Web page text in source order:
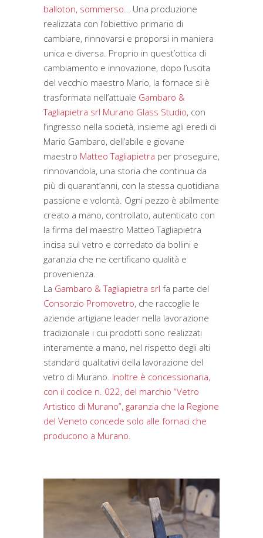
balloton, sommerso … Una produzione
realizzata con l’obiettivo primario di
cambiare, rinnovarsi e proporsi in maniera
unica e diversa. Proprio in quest’ottica di
cambiamento e innovazione, dopo l’uscita
del vecchio maestro Mario, la fornace si è
trasformata nell’attuale Gambaro &
Tagliapietra srl Murano Glass Studio, con
l’ingresso nella società, insieme agli eredi di
Mario Gambaro, dell’abile e giovane
maestro Matteo Tagliapietra per proseguire,
rinnovandola, una storia che continua da
più di quarant’anni, con la stessa quotidiana
passione e volontà. Ogni pezzo è abilmente
creato a mano, controllato, autenticato con
la firma del maestro Matteo Tagliapietra
incisa sul vetro e corredato da bollini e
garanzia che ne certificano qualità e
provenienza.
La Gambaro & Tagliapietra srl fa parte del
Consorzio Promovetro, che raccoglie le
aziende artigiane leader nella lavorazione
tradizionale i cui prodotti sono realizzati
interamente a mano, nel rispetto degli alti
standard qualitativi della lavorazione del
vetro di Murano. Inoltre è concessionaria,
con il codice n. 022, del marchio “Vetro
Artistico di Murano”, garanzia che la Regione
del Veneto concede solo alle fornaci che
producono a Murano.